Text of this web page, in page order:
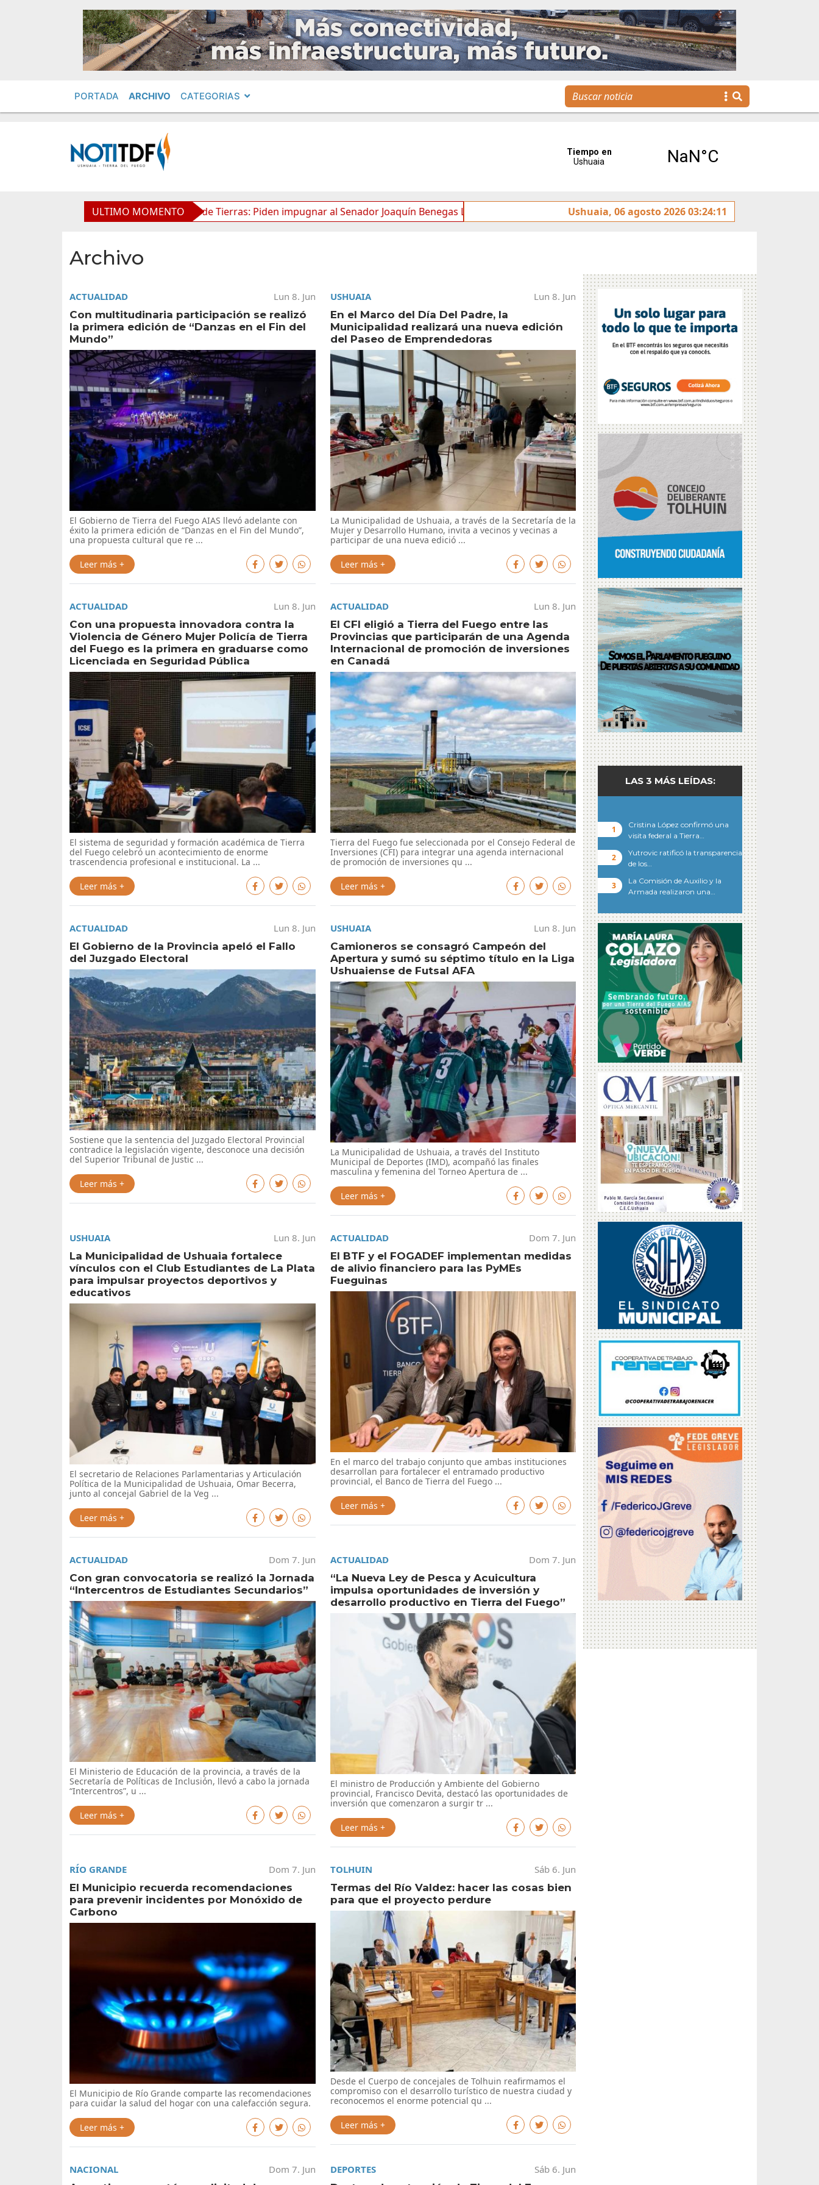
PORTADA ARCHIVO CATEGORIAS
ULTIMO MOMENTO
Ley de Tierras: Piden impugnar al Senador Joaquín Benegas Lynch por “conflicto de intereses” Tierra del Fuego presentó la Plataforma Malvinas,
Ushuaia, 06 agosto 2026 03:24:11
Archivo
ACTUALIDAD
Lun 8. Jun
Con multitudinaria participación se realizó
la primera edición de “Danzas en el Fin del
Mundo”
El Gobierno de Tierra del Fuego AIAS llevó adelante con
éxito la primera edición de “Danzas en el Fin del Mundo”,
una propuesta cultural que re ...
Leer más +
USHUAIA
Lun 8. Jun
En el Marco del Día Del Padre, la
Municipalidad realizará una nueva edición
del Paseo de Emprendedoras
La Municipalidad de Ushuaia, a través de la Secretaría de la
Mujer y Desarrollo Humano, invita a vecinos y vecinas a
participar de una nueva edició ...
Leer más +
ACTUALIDAD
Lun 8. Jun
Con una propuesta innovadora contra la
Violencia de Género Mujer Policía de Tierra
del Fuego es la primera en graduarse como
Licenciada en Seguridad Pública
El sistema de seguridad y formación académica de Tierra
del Fuego celebró un acontecimiento de enorme
trascendencia profesional e institucional. La ...
Leer más +
ACTUALIDAD
Lun 8. Jun
El CFI eligió a Tierra del Fuego entre las
Provincias que participarán de una Agenda
Internacional de promoción de inversiones
en Canadá
Tierra del Fuego fue seleccionada por el Consejo Federal de
Inversiones (CFI) para integrar una agenda internacional
de promoción de inversiones qu ...
Leer más +
ACTUALIDAD
Lun 8. Jun
El Gobierno de la Provincia apeló el Fallo
del Juzgado Electoral
Sostiene que la sentencia del Juzgado Electoral Provincial
contradice la legislación vigente, desconoce una decisión
del Superior Tribunal de Justic ...
Leer más +
USHUAIA
Lun 8. Jun
Camioneros se consagró Campeón del
Apertura y sumó su séptimo título en la Liga
Ushuaiense de Futsal AFA
La Municipalidad de Ushuaia, a través del Instituto
Municipal de Deportes (IMD), acompañó las finales
masculina y femenina del Torneo Apertura de ...
Leer más +
USHUAIA
Lun 8. Jun
La Municipalidad de Ushuaia fortalece
vínculos con el Club Estudiantes de La Plata
para impulsar proyectos deportivos y
educativos
El secretario de Relaciones Parlamentarias y Articulación
Política de la Municipalidad de Ushuaia, Omar Becerra,
junto al concejal Gabriel de la Veg ...
Leer más +
ACTUALIDAD
Dom 7. Jun
El BTF y el FOGADEF implementan medidas
de alivio financiero para las PyMEs
Fueguinas
En el marco del trabajo conjunto que ambas instituciones
desarrollan para fortalecer el entramado productivo
provincial, el Banco de Tierra del Fuego ...
Leer más +
ACTUALIDAD
Dom 7. Jun
Con gran convocatoria se realizó la Jornada
“Intercentros de Estudiantes Secundarios”
El Ministerio de Educación de la provincia, a través de la
Secretaría de Políticas de Inclusión, llevó a cabo la jornada
“Intercentros”, u ...
Leer más +
ACTUALIDAD
Dom 7. Jun
“La Nueva Ley de Pesca y Acuicultura
impulsa oportunidades de inversión y
desarrollo productivo en Tierra del Fuego”
El ministro de Producción y Ambiente del Gobierno
provincial, Francisco Devita, destacó las oportunidades de
inversión que comenzaron a surgir tr ...
Leer más +
RÍO GRANDE
Dom 7. Jun
El Municipio recuerda recomendaciones
para prevenir incidentes por Monóxido de
Carbono
El Municipio de Río Grande comparte las recomendaciones
para cuidar la salud del hogar con una calefacción segura.
Leer más +
TOLHUIN
Sáb 6. Jun
Termas del Río Valdez: hacer las cosas bien
para que el proyecto perdure
Desde el Cuerpo de concejales de Tolhuin reafirmamos el
compromiso con el desarrollo turístico de nuestra ciudad y
reconocemos el enorme potencial qu ...
Leer más +
NACIONAL
Dom 7. Jun
DEPORTES
Sáb 6. Jun
LAS 3 MÁS LEÍDAS:
Cristina López confirmó una
visita federal a Tierra…
Yutrovic ratificó la transparencia
de los…
La Comisión de Auxilio y la
Armada realizaron una…